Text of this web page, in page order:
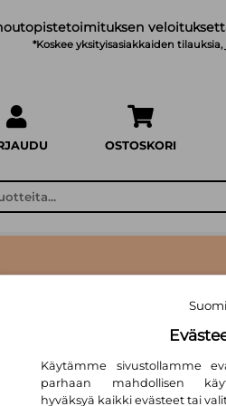
*Koskee yksityisasiakkaiden
OSTOSKORI
Suomi
Käytämme sivustollamme
parhaan mahdollisen
hyväksyä kaikki evästeet tai